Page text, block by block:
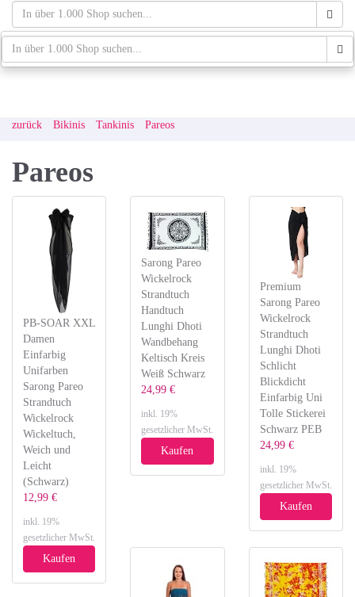
Skip
main
content
schaufenster.de
zurück Bikinis Tankinis Pareos
Pareos
PB-SOAR XXL
Damen
Einfarbig
Unifarben
Sarong Pareo
Strandtuch
Wickelrock
Wickeltuch,
Weich und
Leicht
(Schwarz)
12,99 €
inkl. 19%
gesetzlicher MwSt.
Kaufen
Sarong Pareo
Wickelrock
Strandtuch
Handtuch
Lunghi Dhoti
Wandbehang
Keltisch Kreis
Weiß Schwarz
24,99 €
inkl. 19%
gesetzlicher MwSt.
Kaufen
Premium
Sarong Pareo
Wickelrock
Strandtuch
Lunghi Dhoti
Schlicht
Blickdicht
Einfarbig Uni
Tolle Stickerei
Schwarz PEB
24,99 €
inkl. 19%
gesetzlicher MwSt.
Kaufen